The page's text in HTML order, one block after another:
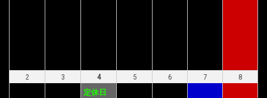
2 3
4
定休日
5 6 7 8